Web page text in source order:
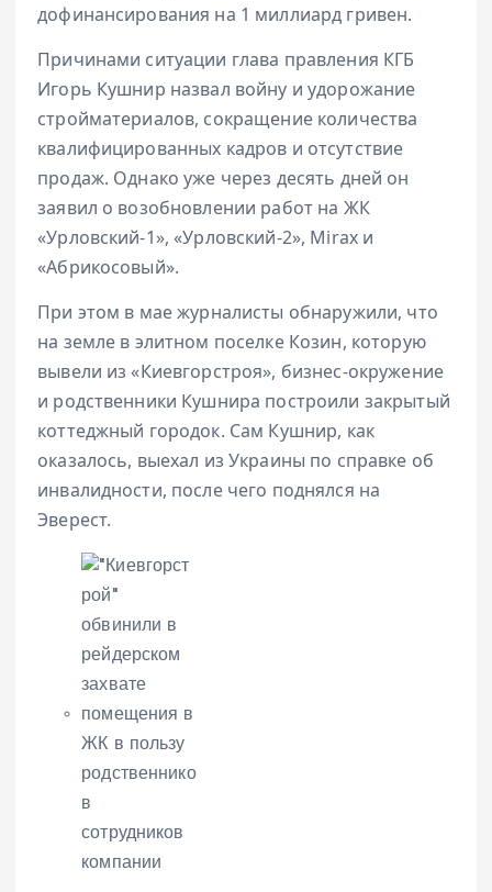
дофинансирования на 1 миллиард гривен.
Причинами ситуации глава правления КГБ
Игорь Кушнир назвал войну и удорожание
стройматериалов, сокращение количества
квалифицированных кадров и отсутствие
продаж. Однако уже через десять дней он
заявил о возобновлении работ на ЖК
«Урловский-1», «Урловский-2», Mirax и
«Абрикосовый».
При этом в мае журналисты обнаружили, что
на земле в элитном поселке Козин, которую
вывели из «Киевгорстроя», бизнес-окружение
и родственники Кушнира построили закрытый
коттеджный городок. Сам Кушнир, как
оказалось, выехал из Украины по справке об
инвалидности, после чего поднялся на
Эверест.